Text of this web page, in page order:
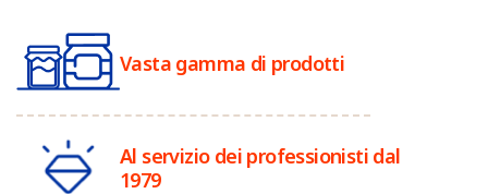
Vasta gamma di prodotti
Al servizio dei professionisti dal
1979